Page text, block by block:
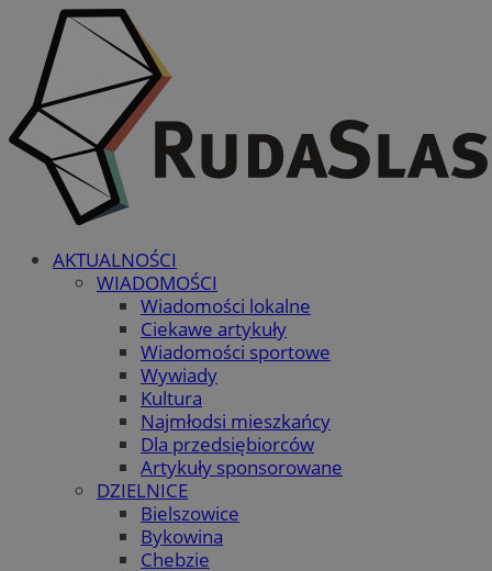
AKTUALNOŚCI
WIADOMOŚCI
Wiadomości lokalne
Ciekawe artykuły
Wiadomości sportowe
Wywiady
Kultura
Najmłodsi mieszkańcy
Dla przedsiębiorców
Artykuły sponsorowane
DZIELNICE
Bielszowice
Bykowina
Chebzie